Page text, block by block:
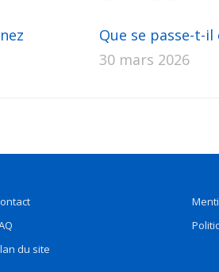
Que se passe-t-il
30 mars 2026
du site